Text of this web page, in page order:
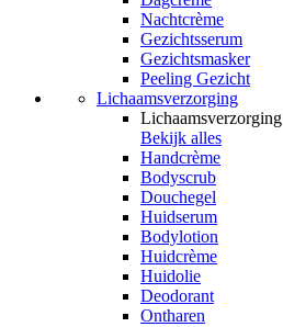
Nachtcrème
Gezichtsserum
Gezichtsmasker
Peeling Gezicht
Lichaamsverzorging
Lichaamsverzorging
Bekijk alles
Handcrème
Bodyscrub
Douchegel
Huidserum
Bodylotion
Huidcrème
Huidolie
Deodorant
Ontharen